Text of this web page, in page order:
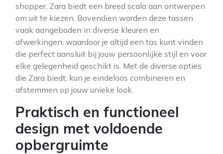
shopper, Zara biedt een breed scala aan ontwerpen
om uit te kiezen. Bovendien worden deze tassen
vaak aangeboden in diverse kleuren en
afwerkingen, waardoor je altijd een tas kunt vinden
die perfect aansluit bij jouw persoonlijke stijl en voor
elke gelegenheid geschikt is. Met de diverse opties
die Zara biedt, kun je eindeloos combineren en
afstemmen op jouw unieke look.
Praktisch en functioneel
design met voldoende
opbergruimte